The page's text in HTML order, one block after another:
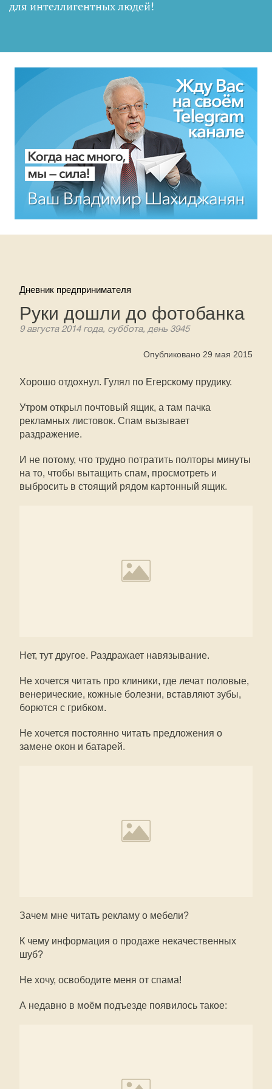
для интеллигентных людей!
Дневник предпринимателя
Руки дошли до фотобанка
9 августа 2014 года, суббота, день 3945
Опубликовано 29 мая 2015
Хорошо отдохнул. Гулял по Егерскому прудику.
Утром открыл почтовый ящик, а там пачка
рекламных листовок. Спам вызывает
раздражение.
И не потому, что трудно потратить полторы минуты
на то, чтобы вытащить спам, просмотреть и
выбросить в стоящий рядом картонный ящик.
Нет, тут другое. Раздражает навязывание.
Не хочется читать про клиники, где лечат половые,
венерические, кожные болезни, вставляют зубы,
борются с грибком.
Не хочется постоянно читать предложения о
замене окон и батарей.
Зачем мне читать рекламу о мебели?
К чему информация о продаже некачественных
шуб?
Не хочу, освободите меня от спама!
А недавно в моём подъезде появилось такое: